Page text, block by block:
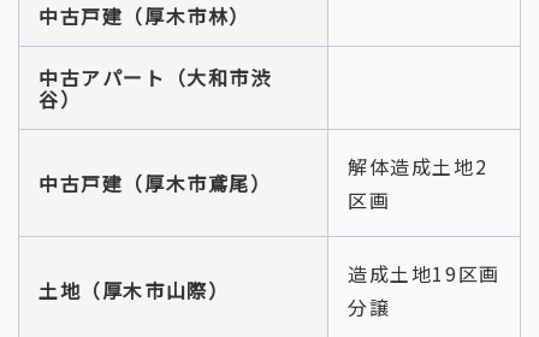
中古戸建（厚木市林）
中古アパート（大和市渋
谷）
中古戸建（厚木市鳶尾）
解体造成土地2
区画
土地（厚木市山際）
造成土地19区画
分譲